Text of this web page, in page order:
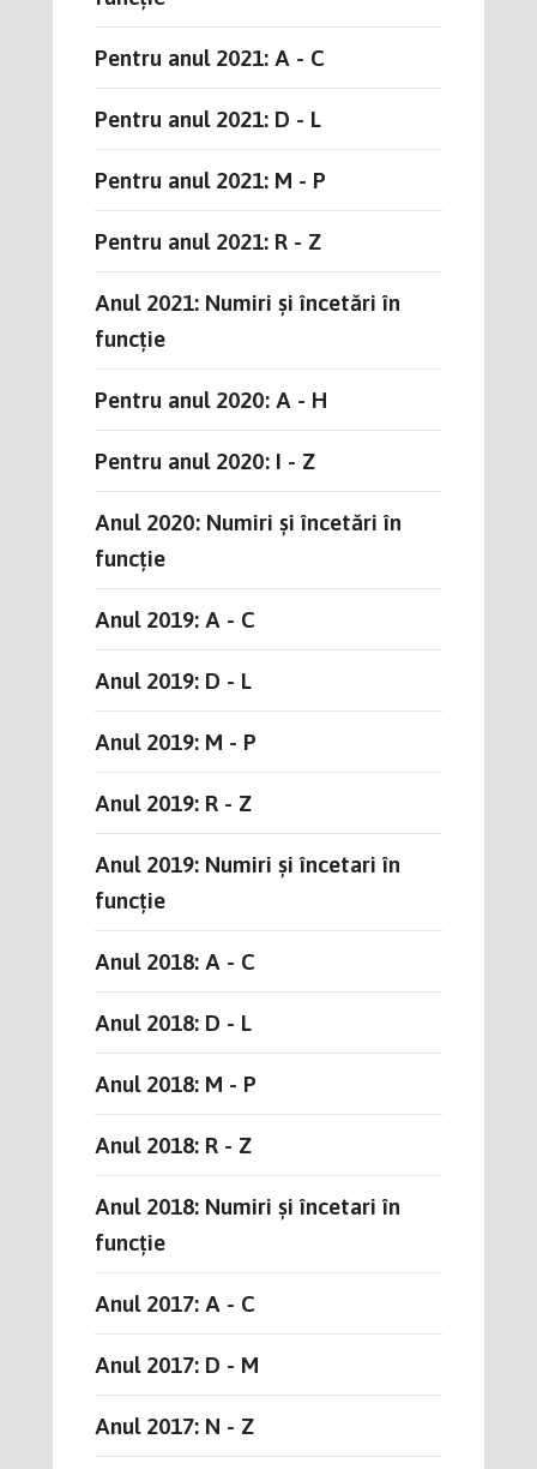
Pentru anul 2021: A - C
Pentru anul 2021: D - L
Pentru anul 2021: M - P
Pentru anul 2021: R - Z
Anul 2021: Numiri și încetări în
funcție
Pentru anul 2020: A - H
Pentru anul 2020: I - Z
Anul 2020: Numiri și încetări în
funcție
Anul 2019: A - C
Anul 2019: D - L
Anul 2019: M - P
Anul 2019: R - Z
Anul 2019: Numiri și încetari în
funcție
Anul 2018: A - C
Anul 2018: D - L
Anul 2018: M - P
Anul 2018: R - Z
Anul 2018: Numiri și încetari în
funcție
Anul 2017: A - C
Anul 2017: D - M
Anul 2017: N - Z